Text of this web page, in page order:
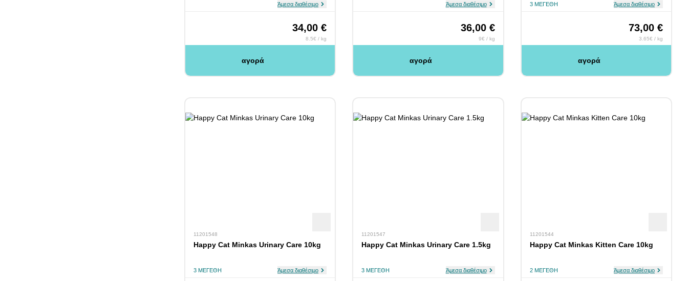
Άμεσα διαθέσιμο
34,00 €
8.5€ / kg
αγορά
Άμεσα διαθέσιμο
36,00 €
9€ / kg
αγορά
3 ΜΕΓΈΘΗ Άμεσα διαθέσιμο
73,00 €
3.65€ / kg
αγορά
11201548
Happy Cat Minkas Urinary Care 10kg
3 ΜΕΓΈΘΗ Άμεσα διαθέσιμο
11201547
Happy Cat Minkas Urinary Care 1.5kg
3 ΜΕΓΈΘΗ Άμεσα διαθέσιμο
11201544
Happy Cat Minkas Kitten Care 10kg
2 ΜΕΓΈΘΗ Άμεσα διαθέσιμο